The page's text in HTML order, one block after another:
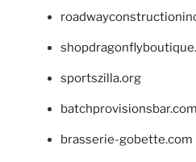
sportszilla.org
batchprovisionsbar.com
brasserie-gobette.com